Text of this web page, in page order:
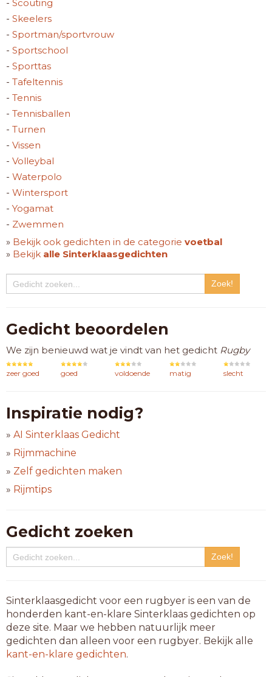
- Scouting
- Skeelers
- Sportman/sportvrouw
- Sportschool
- Sporttas
- Tafeltennis
- Tennis
- Tennisballen
- Turnen
- Vissen
- Volleybal
- Waterpolo
- Wintersport
- Yogamat
- Zwemmen
» Bekijk ook gedichten in de categorie voetbal
» Bekijk alle Sinterklaasgedichten
Gedicht beoordelen
We zijn benieuwd wat je vindt van het gedicht Rugby
zeer goed goed voldoende matig slecht
Inspiratie nodig?
» AI Sinterklaas Gedicht
» Rijmmachine
» Zelf gedichten maken
» Rijmtips
Gedicht zoeken
Sinterklaasgedicht voor een rugbyer is een van de
honderden kant-en-klare Sinterklaas gedichten op
deze site. Maar we hebben natuurlijk meer
gedichten dan alleen voor een rugbyer. Bekijk alle
kant-en-klare gedichten.